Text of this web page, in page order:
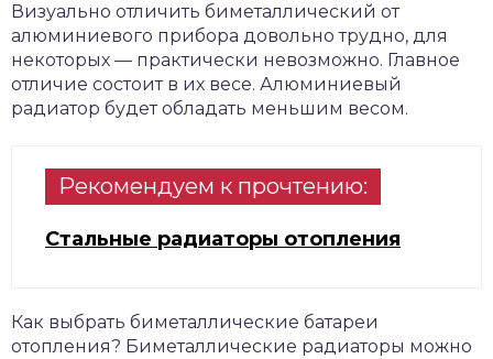
Визуально отличить биметаллический от
алюминиевого прибора довольно трудно, для
некоторых — практически невозможно. Главное
отличие состоит в их весе. Алюминиевый
радиатор будет обладать меньшим весом.
Рекомендуем к прочтению:
Стальные радиаторы отопления
Как выбрать биметаллические батареи
отопления? Биметаллические радиаторы можно